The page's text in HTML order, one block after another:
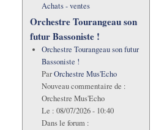
Achats - ventes
Orchestre Tourangeau son
futur Bassoniste !
Orchestre Tourangeau son futur
Bassoniste !
ParOrchestre Mus'Echo
Nouveau commentaire de :
Orchestre Mus'Echo
Le : 08/07/2026 - 10:40
Dans le forum :